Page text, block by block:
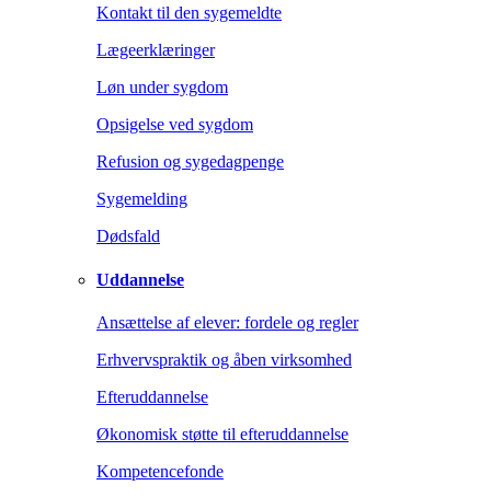
Kontakt til den sygemeldte
Lægeerklæringer
Løn under sygdom
Opsigelse ved sygdom
Refusion og sygedagpenge
Sygemelding
Dødsfald
Uddannelse
Ansættelse af elever: fordele og regler
Erhvervspraktik og åben virksomhed
Efteruddannelse
Økonomisk støtte til efteruddannelse
Kompetencefonde